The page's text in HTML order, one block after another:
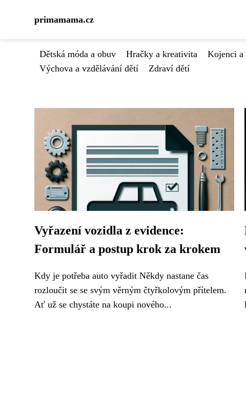
primamama.cz
Dětská móda a obuv Hračky a kreativita Kojenci a
Výchova a vzdělávání dětí
Zdraví dětí
Vyřazení vozidla z evidence:
Formulář a postup krok za krokem
Kdy je potřeba auto vyřadit Někdy nastane čas
rozloučit se se svým věrným čtyřkolovým přítelem.
Ať už se chystáte na koupi nového...